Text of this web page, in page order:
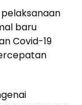
baru
Covid-19